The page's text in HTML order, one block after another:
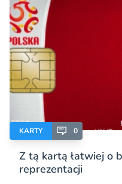
KARTY 0
Z tą kartą łatwiej o
reprezentacji